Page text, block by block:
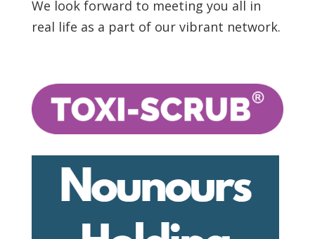
We look forward to meeting you all in
real life as a part of our vibrant network.